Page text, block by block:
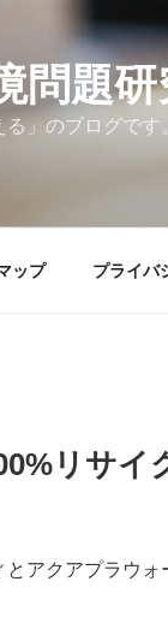
問題
る」のブログで
ップ プライバ
リサイ
アクアプラウォ